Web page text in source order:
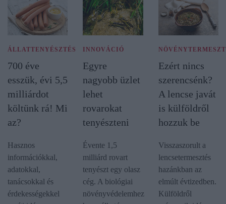
ÁLLATTENYÉSZTÉS
700 éve
esszük, évi 5,5
milliárdot
költünk rá! Mi
az?
Hasznos
információkkal,
adatokkal,
tanácsokkal és
érdekességekkel
INNOVÁCIÓ
Egyre
nagyobb üzlet
lehet
rovarokat
tenyészteni
Évente 1,5
milliárd rovart
tenyészt egy olasz
cég. A biológiai
növényvédelemhez
Ezért nincs
szerencsénk?
A lencse javát
is külföldről
hozzuk be
Visszaszorult a
lencsetermesztés
hazánkban az
elmúlt évtizedben.
Külföldről